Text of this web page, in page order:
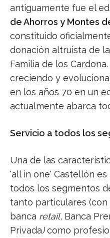
antiguamente fue el
de Ahorros y Montes
constituido
donación altruista de
Familia de los
creciendo y
en los años 70 en un
actualmente abarca
Servicio a todos los
Una de las
'all in one' Castellón
todos los segmentos
tanto particulares
banca retail, Banca
Privada)como